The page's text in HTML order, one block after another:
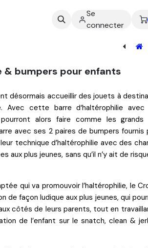
Se
connecter
& bumpers pour enfants
désormais accueillir desjouets à
Avec cette barre d‘haltérophilie
alors faire comme les grands
avec ses 2 paires de bumpers fournis
technique d’haltérophilie avec des
aux plus jeunes, sans qu’il n’y ait de
qui va promouvoir l’haltérophilie, le
de façonludiqueaux plus jeunes, qui
côtés de leurs parents, tout en
de l’enfant sur le snatch, clean &